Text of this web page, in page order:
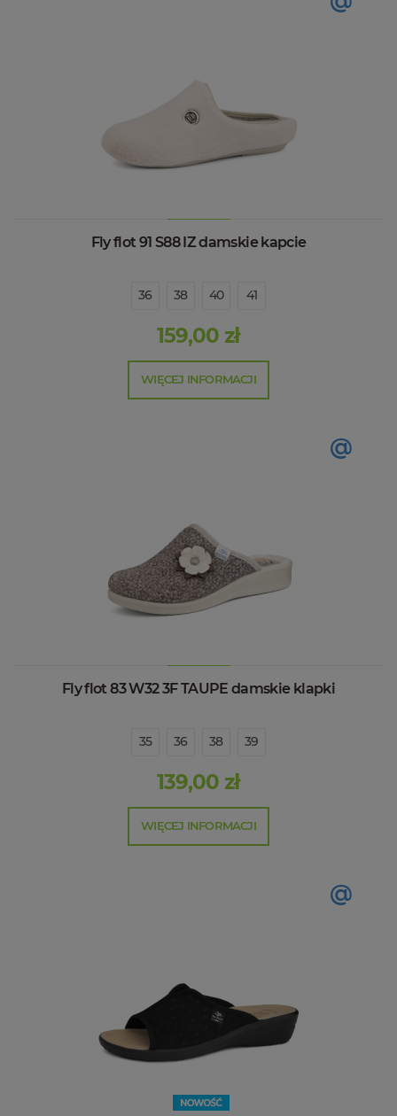
Fly flot 91 S88 IZ damskie kapcie
36 38 40 41
159,00 zł
WIĘCEJ INFORMACJI
@
Fly flot 83 W32 3F TAUPE damskie klapki
35 36 38 39
139,00 zł
WIĘCEJ INFORMACJI
@